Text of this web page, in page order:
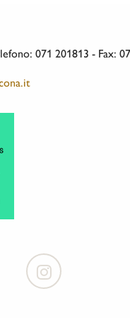
071 201813 - Fax: